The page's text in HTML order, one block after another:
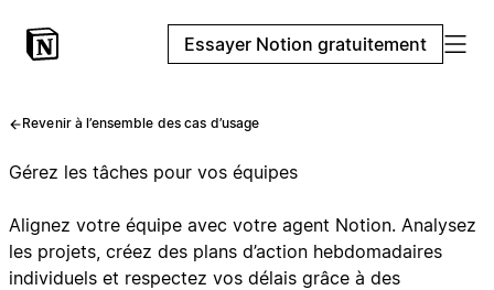
Essayer Notion gratuitement
Revenir à l’ensemble des cas d’usage
Gérez les tâches pour vos équipes
Alignez votre équipe avec votre agent Notion. Analysez
les projets, créez des plans d’action hebdomadaires
individuels et respectez vos délais grâce à des